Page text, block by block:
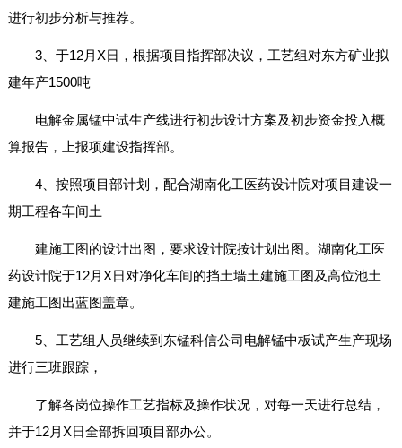
进行初步分析与推荐。
3、于12月X日，根据项目指挥部决议，工艺组对东方矿业拟
建年产1500吨
电解金属锰中试生产线进行初步设计方案及初步资金投入概
算报告，上报项建设指挥部。
4、按照项目部计划，配合湖南化工医药设计院对项目建设一
期工程各车间土
建施工图的设计出图，要求设计院按计划出图。湖南化工医
药设计院于12月X日对净化车间的挡土墙土建施工图及高位池土
建施工图出蓝图盖章。
5、工艺组人员继续到东锰科信公司电解锰中板试产生产现场
进行三班跟踪，
了解各岗位操作工艺指标及操作状况，对每一天进行总结，
并于12月X日全部拆回项目部办公。